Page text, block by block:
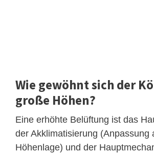
Wie gewöhnt sich der
große Höhen?
Eine erhöhte Belüftung ist das
der Akklimatisierung (Anpassung
Höhenlage) und der